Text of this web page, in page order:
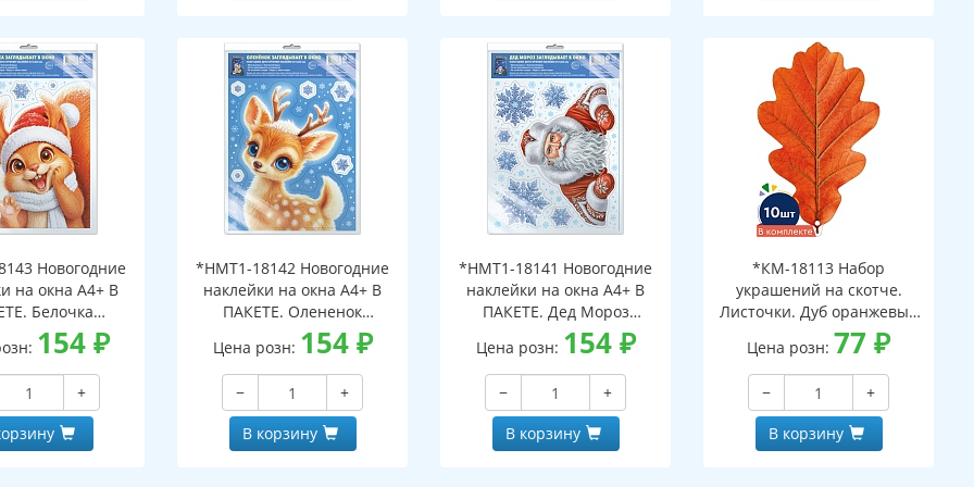
Новогодние
на окна А4+ В
Белочка
в окно (видны
сторон,
в
упаковке,
и клеевым
154₽
+
*НМТ1-18142 Новогодние
наклейки на окна А4+ В
ПАКЕТЕ. Олененок
заглядывает в окно (видны
с обеих сторон,
многоразовые, в
индивидуальной упаковке,
с европодвесом и клеевым
клапаном)
Цена розн: 154₽
−
+
В корзину
*НМТ1-18141 Новогодние
наклейки на окна А4+ В
ПАКЕТЕ. Дед Мороз
заглядывает в окно (видны
с обеих сторон,
многоразовые, в
индивидуальной упаковке,
с европодвесом и клеевым
клапаном)
Цена розн: 154₽
−
+
В корзину
*КМ-18113 Набор
украшений на скотче.
Листочки. Дуб оранжевый
(10 шт. в наборе,
двухсторонняя, ВД-лак)
Цена розн: 77₽
−
+
В корзину